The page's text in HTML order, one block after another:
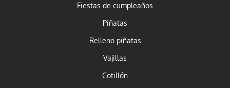
Fiestas de cumpleaños
Piñatas
Relleno piñatas
Vajillas
Cotillón